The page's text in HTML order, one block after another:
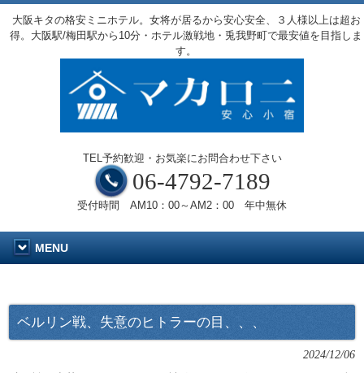
大阪キタの格安ミニホテル。女将が居るから安心安全、３人様以上は超お
得。大阪駅/梅田駅から10分・ホテル激戦地・兎我野町で最安値を目指しま
す。
TEL予約歓迎・お気楽にお問合わせ下さい
06-4792-7189
受付時間 AM10：00～AM2：00 年中無休
MENU
ベルリン戦、失意のヒトラーの目、、、
2024/12/06